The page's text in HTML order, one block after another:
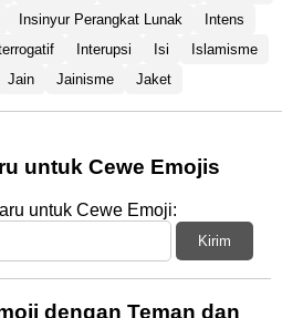
Insinyur Perangkat Lunak
Intens
Interupsi Isi
Islamisme
Jain Jainisme Jaket
untuk Cewe Emojis
untuk Cewe Emoji:
Kirim
dengan Teman dan